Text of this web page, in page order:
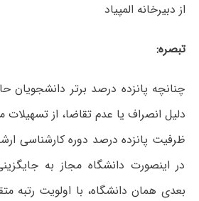
از دبیرخانه المپیاد
تبصره:
چنانچه پانزده درصد برتر دانشجویان
دلیل انصراف یا عدم تقاضا، از تسهیلات
ظرفیت پانزده درصد دوره کارشناسی
در اینصورت دانشگاه مجاز به
بعدی همان دانشگاه، با اولویت رتبه